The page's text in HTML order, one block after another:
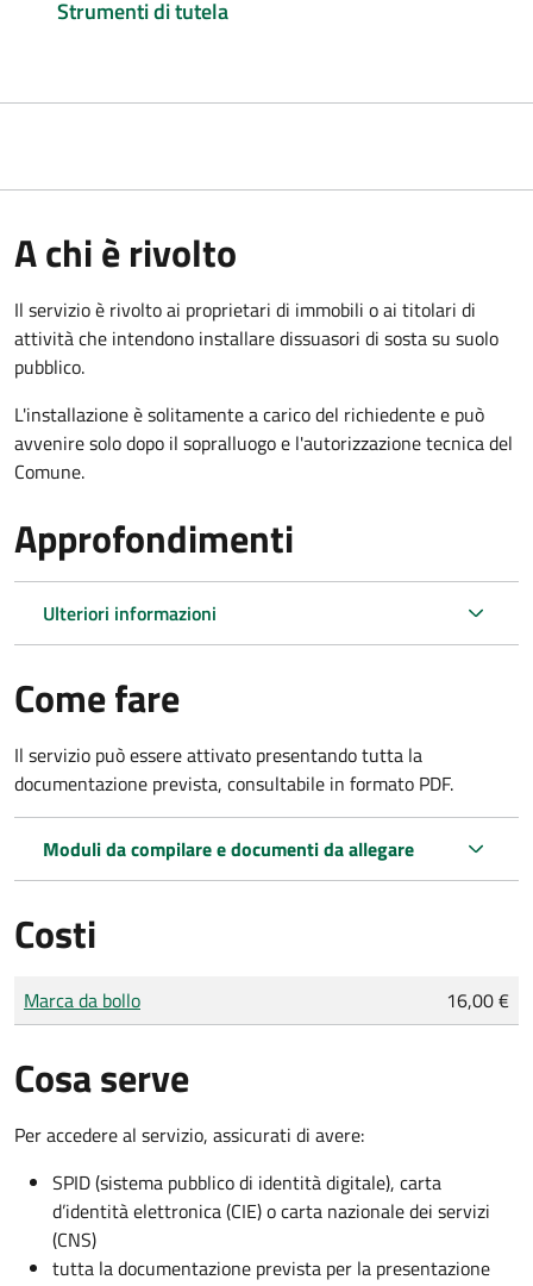
Strumenti di tutela
A chi è rivolto
Il servizio è rivolto ai proprietari di immobili o ai titolari di
attività che intendono installare dissuasori di sosta su suolo
pubblico.
L'installazione è solitamente a carico del richiedente e può
avvenire solo dopo il sopralluogo e l'autorizzazione tecnica del
Comune.
Approfondimenti
Ulteriori informazioni
Come fare
Il servizio può essere attivato presentando tutta la
documentazione prevista, consultabile in formato PDF.
Moduli da compilare e documenti da allegare
Costi
Tipo di pagamento
Importo
Marca da bollo 16,00 €
Cosa serve
Per accedere al servizio, assicurati di avere:
SPID (sistema pubblico di identità digitale), carta
d’identità elettronica (CIE) o carta nazionale dei servizi
(CNS)
tutta la documentazione prevista per la presentazione